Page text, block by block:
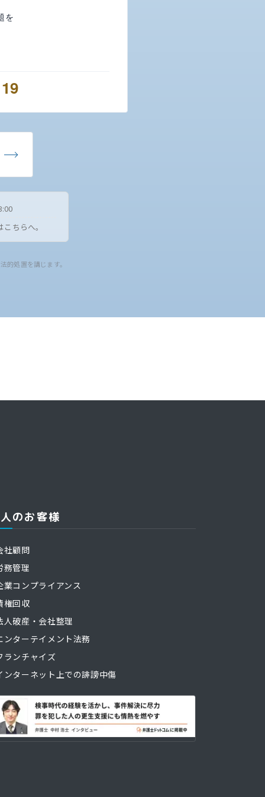
を
ちらへ。
処置を講じます。
のお客様
社顧問
務管理
業コンプライアンス
権回収
人破産・会社整理
ンターテイメント法務
ランチャイズ
ンターネット上での誹謗中傷